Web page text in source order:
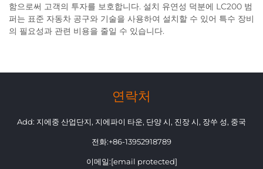
함으로써 고객의 투자를 보호합니다. 설치 유연성 덕분에 LC200 범
퍼는 표준 자동차 공구와 기술을 사용하여 설치할 수 있어 특수 장비
의 필요성과 관련 비용을 줄일 수 있습니다.
연락처
Add: 지에중 산업단지, 지에파이 타운, 단양 시, 진장 시, 장쑤 성, 중국
전화:+86-13952918789
이메일:[email protected]